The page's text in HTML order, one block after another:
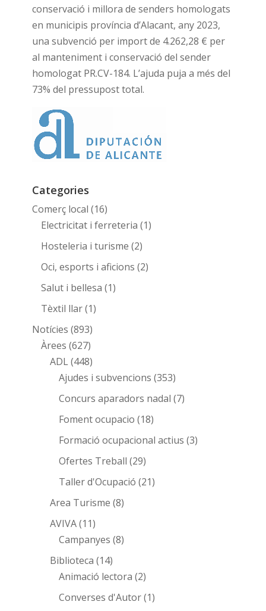
conservació i millora de senders homologats
en municipis província d’Alacant, any 2023,
una subvenció per import de 4.262,28 € per
al manteniment i conservació del sender
homologat PR.CV-184. L’ajuda puja a més del
73% del pressupost total.
Categories
Comerç local (16)
Electricitat i ferreteria (1)
Hosteleria i turisme (2)
Oci, esports i aficions (2)
Salut i bellesa (1)
Tèxtil llar(1)
Notícies (893)
Àrees (627)
ADL(448)
Ajudes i subvencions (353)
Concurs aparadors nadal (7)
Foment ocupacio (18)
Formació ocupacional actius (3)
Ofertes Treball (29)
Taller d'Ocupació (21)
Area Turisme (8)
AVIVA(11)
Campanyes (8)
Biblioteca (14)
Animació lectora (2)
Converses d'Autor(1)